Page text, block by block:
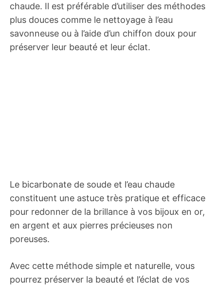
chaude. Il est préférable d’utiliser des méthodes
plus douces comme le nettoyage à l’eau
savonneuse ou à l’aide d’un chiffon doux pour
préserver leur beauté et leur éclat.
Le bicarbonate de soude et l’eau chaude
constituent une astuce très pratique et efficace
pour redonner de la brillance à vos bijoux en or,
en argent et aux pierres précieuses non
poreuses.
Avec cette méthode simple et naturelle, vous
pourrez préserver la beauté et l’éclat de vos